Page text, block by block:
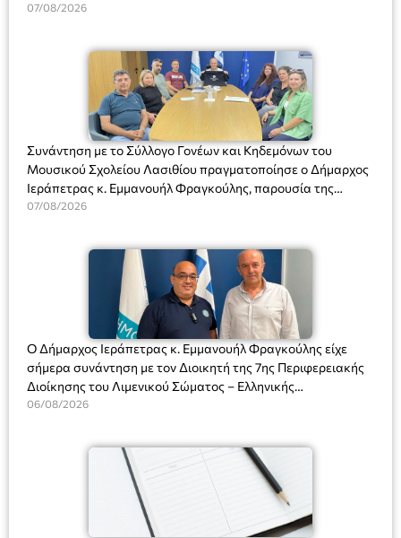
07/08/2026
Συνάντηση με το Σύλλογο Γονέων και Κηδεμόνων του
Μουσικού Σχολείου Λασιθίου πραγματοποίησε ο Δήμαρχος
Ιεράπετρας κ. Εμμανουήλ Φραγκούλης, παρουσία της
Διευθύντριας του σχολείου κας Μαριάννας Χαΐτα.
07/08/2026
Ο Δήμαρχος Ιεράπετρας κ. Εμμανουήλ Φραγκούλης είχε
σήμερα συνάντηση με τον Διοικητή της 7ης Περιφερειακής
Διοίκησης του Λιμενικού Σώματος – Ελληνικής
Ακτοφυλακής (Λ.Σ.-ΕΛ.ΑΚΤ.), Αρχιπλοίαρχο Λ.Σ. κ. Ιωάννη
06/08/2026